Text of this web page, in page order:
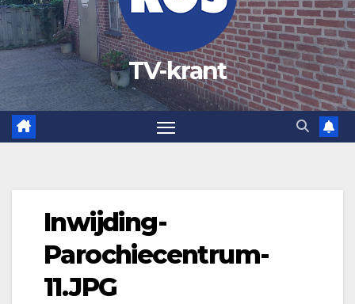
TV-krant
Inwijding-
Parochiecentrum-
11.JPG